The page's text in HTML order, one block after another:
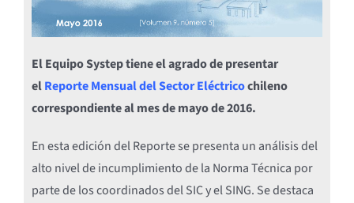
El Equipo Systep tiene el agrado de presentar
elReporte Mensual del Sector Eléctricochileno
correspondiente al mes de mayo de 2016.
En esta edición del Reporte se presenta un análisis del
alto nivel de incumplimiento de la Norma Técnica por
parte de los coordinados del SIC y el SING. Se destaca